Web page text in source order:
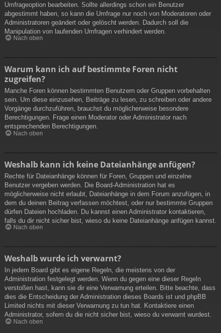
Umfrageoption bearbeiten. Sollte allerdings schon ein Benutzer
abgestimmt haben, so kann die Umfrage nur noch von Moderatoren oder
Administratoren geändert oder gelöscht werden. Dadurch soll die
Manipulation von laufenden Umfragen verhindert werden.
Nach oben
Warum kann ich auf bestimmte Foren nicht
zugreifen?
Manche Foren können bestimmten Benutzern oder Gruppen vorbehalten
sein. Um diese einzusehen, Beiträge zu lesen, zu schreiben oder andere
Vorgänge durchzuführen, brauchst du möglicherweise besondere
Berechtigungen. Frage einen Moderator oder Administrator nach
entsprechenden Berechtigungen.
Nach oben
Weshalb kann ich keine Dateianhänge anfügen?
Rechte für Dateianhänge können für Foren, Gruppen und einzelne
Benutzer vergeben werden. Die Board-Administration hat es
möglicherweise nicht erlaubt, Dateianhänge in dem Forum anzufügen, in
dem du deinen Beitrag verfassen möchtest, oder nur bestimmte Gruppen
dürfen Dateien hochladen. Du kannst einen Administrator kontaktieren,
falls du dir nicht sicher bist, wieso du keine Dateianhänge anfügen kannst.
Nach oben
Weshalb wurde ich verwarnt?
In jedem Board gibt es eigene Regeln, die meistens von der
Administration festgelegt werden. Wenn du gegen eine dieser Regeln
verstoßen hast, kann sie dir eine Verwarnung erteilen. Bitte beachte, dass
dies die Entscheidung der Administration dieses Boards ist und phpBB
Limited nichts mit dieser Verwarnung zu tun hat. Kontaktiere einen
Administrator, sofern du die nicht sicher bist, wieso du verwarnt wurdest.
Nach oben